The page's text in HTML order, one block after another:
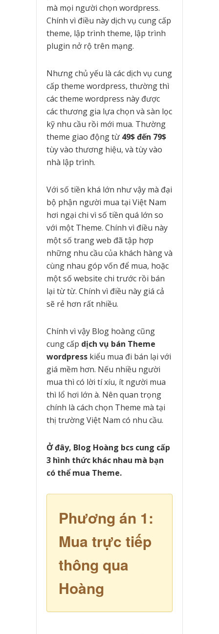
mà mọi người chọn wordpress.
Chính vì điều này dịch vụ cung cấp
theme, lập trình theme, lập trình
plugin nở rộ trên mạng.
Nhưng chủ yếu là các dịch vụ cung
cấp theme wordpress, thường thì
các theme wordpress này được
các thương gia lựa chọn và sàn lọc
kỹ nhu cầu rồi mới mua. Thường
theme giao động từ 49$ đến 79$
tùy vào thương hiệu, và tùy vào
nhà lập trình.
Với số tiền khá lớn như vậy mà đại
bộ phận người mua tại Việt Nam
hơi ngại chi vì số tiền quá lớn so
với một Theme. Chính vì điều này
một số trang web đã tập hợp
những nhu cầu của khách hàng và
cùng nhau góp vốn để mua, hoặc
một số website chi trước rồi bán
lại từ từ. Chính vì điều này giá cả
sẽ rẻ hơn rất nhiều.
Chính vì vậy Blog hoàng cũng
cung cấp dịch vụ bán Theme
wordpress kiểu mua đi bán lại với
giá mềm hơn. Nếu nhiều người
mua thì có lời tí xíu, ít người mua
thì lổ hơi lớn à. Nên quan trọng
chính là cách chọn Theme mà tại
thị trường Việt Nam có nhu cầu.
Ở đây, Blog Hoàng bcs cung cấp
3 hình thức khác nhau mà bạn
có thể mua Theme.
Phương án 1:
Mua trực tiếp
thông qua
Hoàng